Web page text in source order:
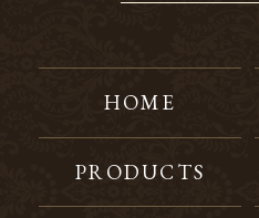
HOME
PRODUCTS